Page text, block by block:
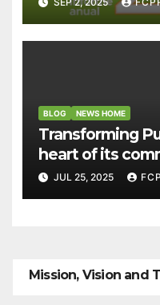
BLOG NEWS HOME
Transforming
heart of its
JUL 25, 2025
Mission, Vision and